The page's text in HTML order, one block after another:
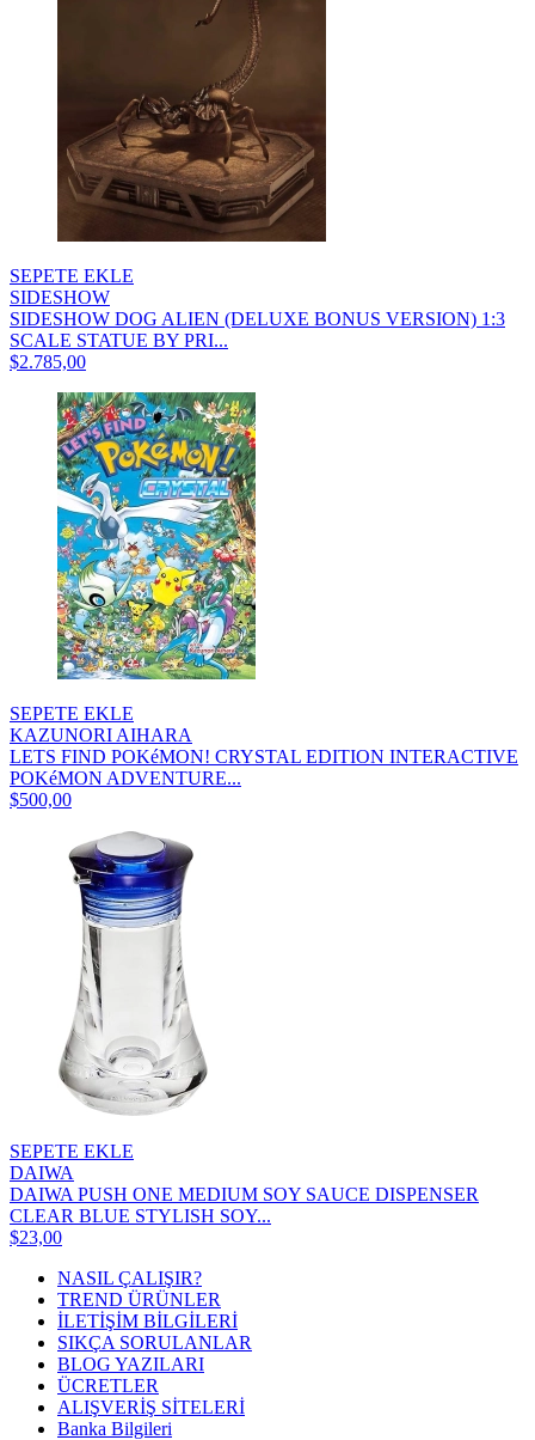
SEPETE EKLE
SIDESHOW
SIDESHOW DOG ALIEN (DELUXE BONUS VERSION) 1:3
SCALE STATUE BY PRI...
$2.785,00
SEPETE EKLE
KAZUNORI AIHARA
LETS FIND POKéMON! CRYSTAL EDITION INTERACTIVE
POKéMON ADVENTURE...
$500,00
SEPETE EKLE
DAIWA
DAIWA PUSH ONE MEDIUM SOY SAUCE DISPENSER
CLEAR BLUE STYLISH SOY...
$23,00
NASIL ÇALIŞIR?
TREND ÜRÜNLER
İLETİŞİM BİLGİLERİ
SIKÇA SORULANLAR
BLOG YAZILARI
ÜCRETLER
ALIŞVERİŞ SİTELERİ
Banka Bilgileri